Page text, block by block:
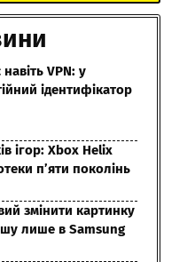
VPN: у
ідентифікатор
ігор: Xbox Helix
п’яти поколінь
змінити картинку
лише в Samsung